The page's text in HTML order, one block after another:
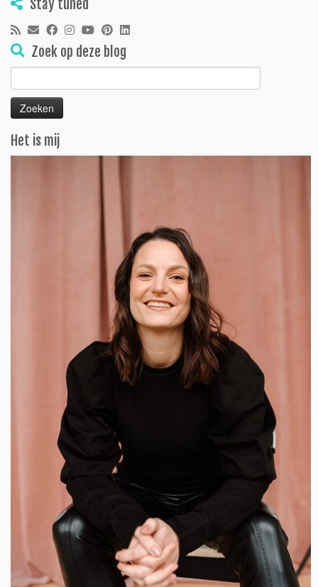
Stay tuned
Zoek op deze blog
Zoeken
naar:
Het is mij